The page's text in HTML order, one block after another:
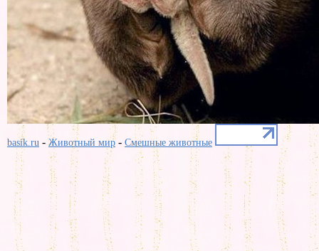
basik.ru -Животный мир- Смешные животные